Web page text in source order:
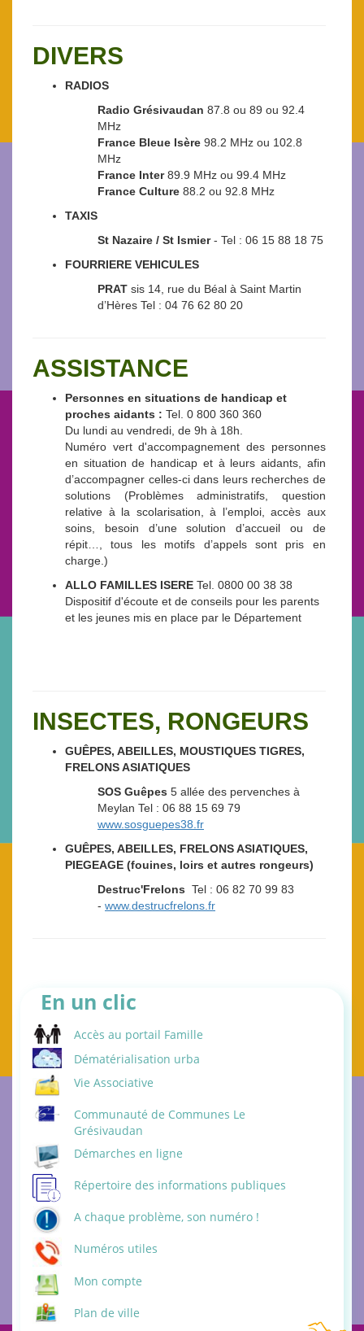
DIVERS
RADIOS
Radio Grésivaudan 87.8 ou 89 ou 92.4
MHz
France Bleue Isère 98.2 MHz ou 102.8
MHz
France Inter89.9 MHz ou 99.4 MHz
France Culture 88.2 ou 92.8 MHz
TAXIS
St Nazaire / St Ismier- Tel : 06 15 88 18 75
FOURRIERE VEHICULES
PRAT sis 14, rue du Béal à Saint Martin
d’Hères Tel : 04 76 62 80 20
ASSISTANCE
Personnes en situations de handicap et
proches aidants : Tel. 0 800 360 360
Du lundi au vendredi, de 9h à 18h.
Numéro vert d'accompagnement des personnes
en situation de handicap et à leurs aidants, afin
d’accompagner celles-ci dans leurs recherches de
solutions (Problèmes administratifs, question
relative à la scolarisation, à l’emploi, accès aux
soins, besoin d’une solution d’accueil ou de
répit…, tous les motifs d’appels sont pris en
charge.)
ALLO FAMILLES ISERE Tel. 0800 00 38 38
Dispositif d'écoute et de conseils pour les parents
et les jeunes mis en place par le Département
INSECTES, RONGEURS
GUÊPES, ABEILLES, MOUSTIQUES TIGRES,
FRELONS ASIATIQUES
SOS Guêpes 5 allée des pervenches à
Meylan Tel : 06 88 15 69 79
www.sosguepes38.fr
GUÊPES, ABEILLES, FRELONS ASIATIQUES,
PIEGEAGE (fouines, loirs et autres rongeurs)
Destruc'Frelons Tel : 06 82 70 99 83
- www.destrucfrelons.fr
En un clic
Accès au portail Famille
Dématérialisation urba
Vie Associative
Communauté de Communes Le
Grésivaudan
Démarches en ligne
Répertoire des informations publiques
A chaque problème, son numéro !
Numéros utiles
Mon compte
Plan de ville